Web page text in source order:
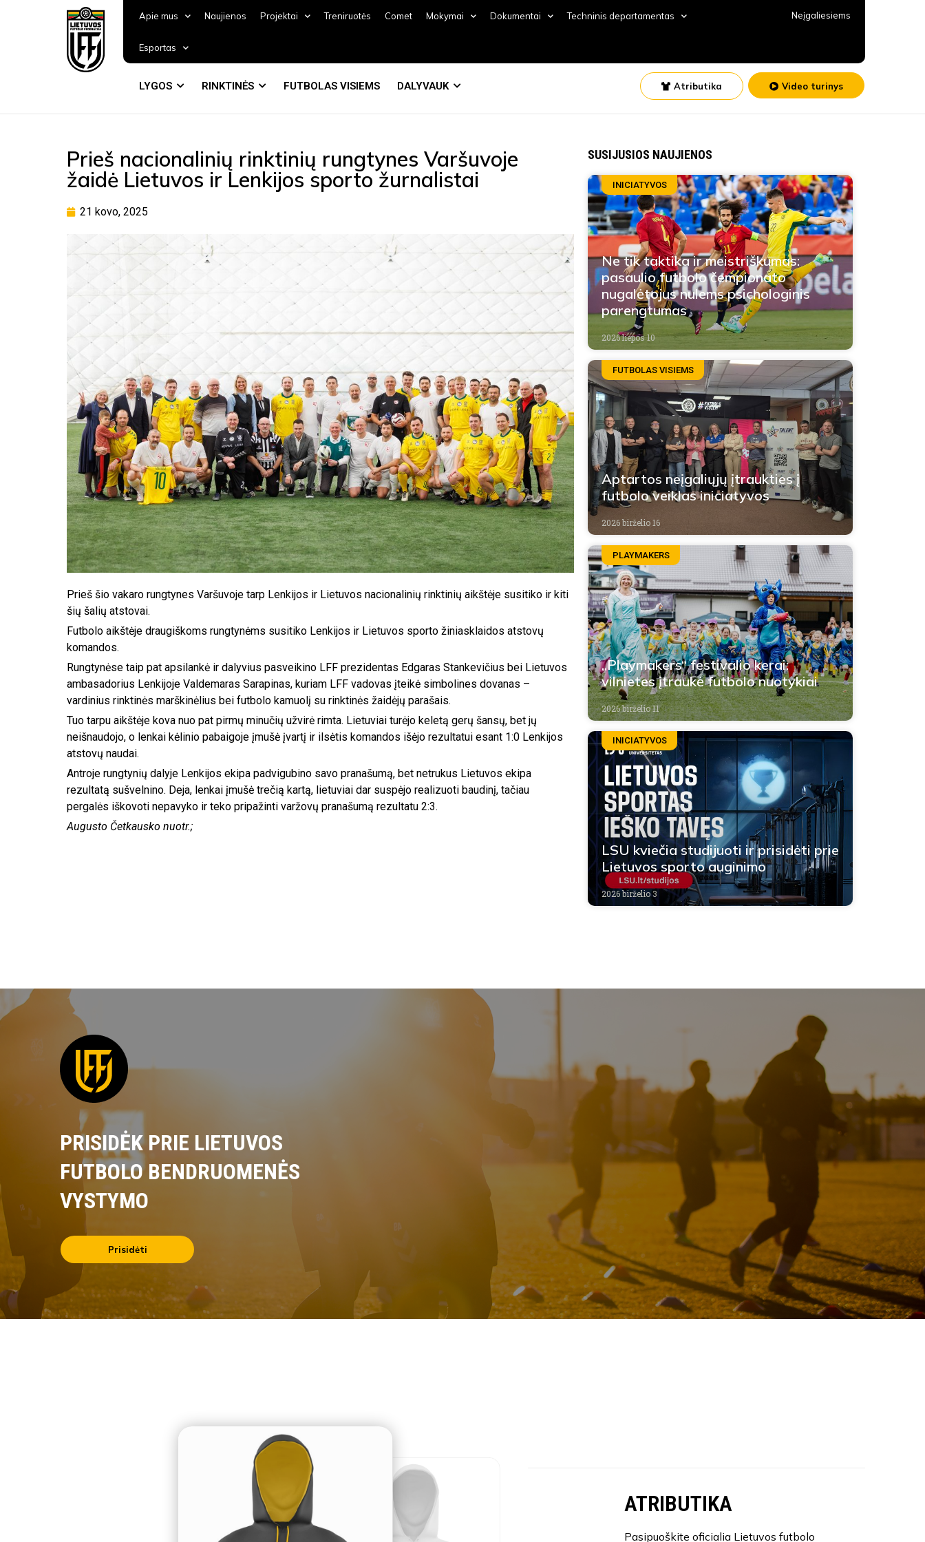
Apie mus Naujienos Projektai Treniruotės Comet Mokymai Dokumentai Techninis departamentas
Esportas
Neįgaliesiems
LYGOS RINKTINĖS FUTBOLAS VISIEMS DALYVAUK Atributika Video turinys
Prieš nacionalinių rinktinių rungtynes Varšuvoje
žaidė Lietuvos ir Lenkijos sporto žurnalistai
21 kovo, 2025
Prieš šio vakaro rungtynes Varšuvoje tarp Lenkijos ir Lietuvos nacionalinių rinktinių aikštėje susitiko ir kiti
šių šalių atstovai.
Futbolo aikštėje draugiškoms rungtynėms susitiko Lenkijos ir Lietuvos sporto žiniasklaidos atstovų
komandos.
Rungtynėse taip pat apsilankė ir dalyvius pasveikino LFF prezidentas Edgaras Stankevičius bei Lietuvos
ambasadorius Lenkijoje Valdemaras Sarapinas, kuriam LFF vadovas įteikė simbolines dovanas –
vardinius rinktinės marškinėlius bei futbolo kamuolį su rinktinės žaidėjų parašais.
Tuo tarpu aikštėje kova nuo pat pirmų minučių užvirė rimta. Lietuviai turėjo keletą gerų šansų, bet jų
neišnaudojo, o lenkai kėlinio pabaigoje įmušė įvartį ir ilsėtis komandos išėjo rezultatui esant 1:0 Lenkijos
atstovų naudai.
Antroje rungtynių dalyje Lenkijos ekipa padvigubino savo pranašumą, bet netrukus Lietuvos ekipa
rezultatą sušvelnino. Deja, lenkai įmušė trečią kartą, lietuviai dar suspėjo realizuoti baudinį, tačiau
pergalės iškovoti nepavyko ir teko pripažinti varžovų pranašumą rezultatu 2:3.
Augusto Četkausko nuotr.;
SUSIJUSIOS NAUJIENOS
INICIATYVOS
Ne tik taktika ir meistriškumas:
pasaulio futbolo čempionato
nugalėtojus nulems psichologinis
parengtumas
2026 liepos 10
FUTBOLAS VISIEMS
Aptartos neįgaliųjų įtraukties į
futbolo veiklas iniciatyvos
2026 birželio 16
PLAYMAKERS
„Playmakers“ festivalio kerai:
vilnietes įtraukė futbolo nuotykiai
2026 birželio 11
INICIATYVOS
LSU kviečia studijuoti ir prisidėti prie
Lietuvos sporto auginimo
2026 birželio 3
PRISIDĖK PRIE LIETUVOS
FUTBOLO BENDRUOMENĖS
VYSTYMO
Prisidėti
ATRIBUTIKA
Pasipuoškite oficialia Lietuvos futbolo